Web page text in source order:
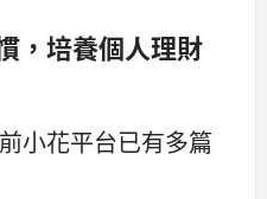
，培養個人理財
小花平台已有多篇